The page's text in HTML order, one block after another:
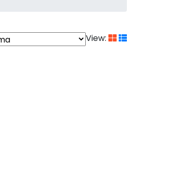
View: